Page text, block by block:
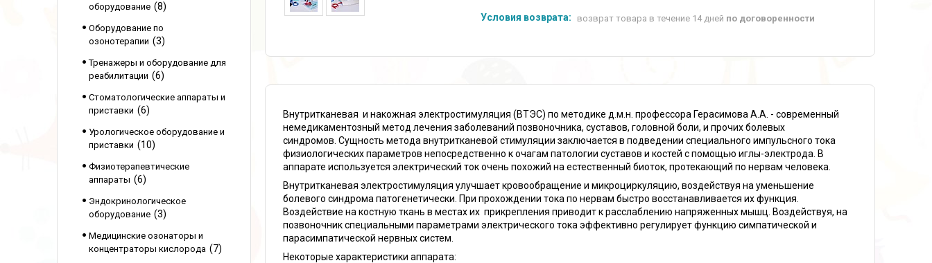
возврат товара в течение 14 дней по договоренности
Внутритканевая и накожная электростимуляция (ВТЭС) по методике д.м.н. профессора Герасимова А.А. - современный
немедикаментозный метод лечения заболеваний позвоночника, суставов, головной боли, и прочих болевых
синдромов. Сущность метода внутритканевой стимуляции заключается в подведении специального импульсного тока
физиологических параметров непосредственно к очагам патологии суставов и костей с помощью иглы-электрода. В
аппарате используется электрический ток очень похожий на естественный биоток, протекающий по нервам человека.
Внутритканевая электростимуляция улучшает кровообращение и микроциркуляцию, воздействуя на уменьшение
болевого синдрома патогенетически. При прохождении тока по нервам быстро восстанавливается их функция.
Воздействие на костную ткань в местах их прикрепления приводит к расслаблению напряженных мышц. Воздействуя, на
позвоночник специальными параметрами электрического тока эффективно регулирует функцию симпатической и
парасимпатической нервных систем.
Некоторые характеристики аппарата:
оборудование
8
Оборудование по
озонотерапии
3
Тренажеры и оборудование для
реабилитации
6
Стоматологические аппараты и
приставки
6
Урологическое оборудование и
приставки
10
Физиотерапевтические
аппараты
6
Эндокринологическое
оборудование
3
Медицинские озонаторы и
концентраторы кислорода
7